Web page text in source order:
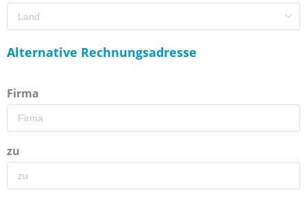
Alternative Rechnungsadresse
Firma
zu